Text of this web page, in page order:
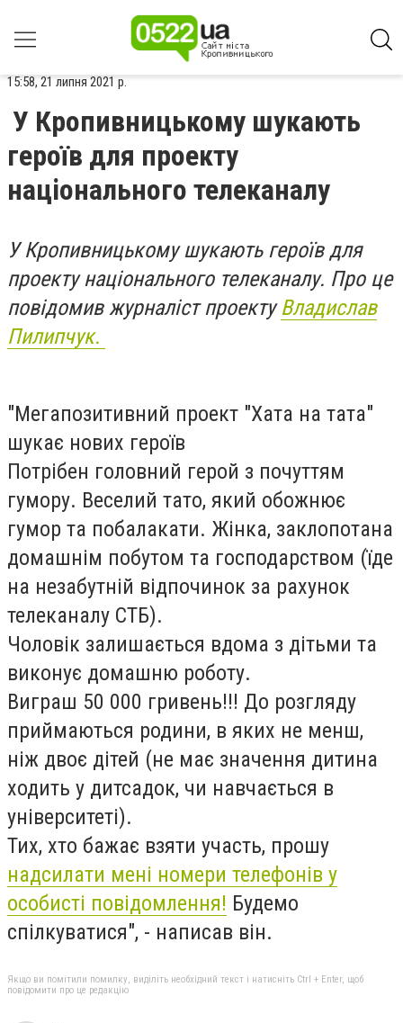
15:58, 21 липня 2021 р.
У Кропивницькому шукають
героїв для проекту
національного телеканалу
У Кропивницькому шукають героїв для
проекту національного телеканалу. Про це
повідомив журналіст проектуВладислав
Пилипчук.
"Мегапозитивний проект "Хата на тата"
шукає нових героїв
Потрібен головний герой з почуттям
гумору. Веселий тато, який обожнює
гумор та побалакати. Жінка, заклопотана
домашнім побутом та господарством (їде
на незабутній відпочинок за рахунок
телеканалу СТБ).
Чоловік залишається вдома з дітьми та
виконує домашню роботу.
Виграш 50 000 гривень!!! До розгляду
приймаються родини, в яких не менш,
ніж двоє дітей (не має значення дитина
ходить у дитсадок, чи навчається в
університеті).
Тих, хто бажає взяти участь, прошу
надсилати мені номери телефонів у
особисті повідомлення! Будемо
спілкуватися", - написав він.
Якщо ви помітили помилку, виділіть необхідний текст і натисніть Ctrl + Enter, щоб
повідомити про це редакцію